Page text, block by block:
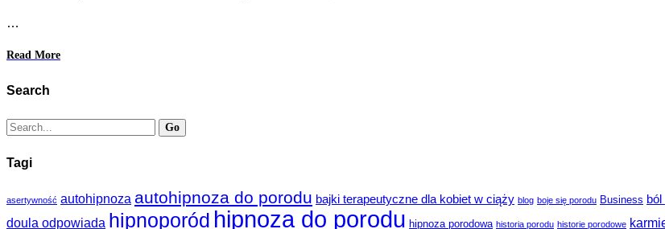
…
Read More
Search
Tagi
asertywność autohipnoza autohipnoza do porodu bajki terapeutyczne dla kobiet w ciąży blog boje się porodu Business
doula odpowiada hipnoporód hipnoza do porodu hipnoza porodowa historia porodu historie porodowe